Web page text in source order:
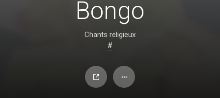
Bongo
Chants religieux
#